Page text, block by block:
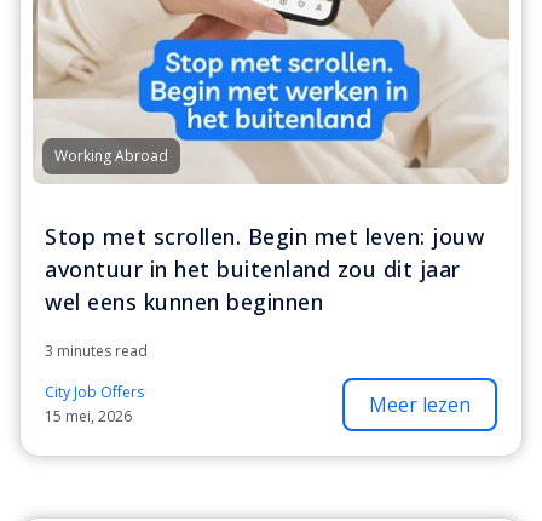
Working Abroad
Stop met scrollen. Begin met leven: jouw
avontuur in het buitenland zou dit jaar
wel eens kunnen beginnen
3 minutes read
City Job Offers
15 mei, 2026
Meer lezen